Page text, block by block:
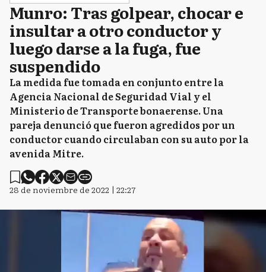
Munro: Tras golpear, chocar e
insultar a otro conductor y
luego darse a la fuga, fue
suspendido
La medida fue tomada en conjunto entre la
Agencia Nacional de Seguridad Vial y el
Ministerio de Transporte bonaerense. Una
pareja denunció que fueron agredidos por un
conductor cuando circulaban con su auto por la
avenida Mitre.
28 de noviembre de 2022 | 22:27